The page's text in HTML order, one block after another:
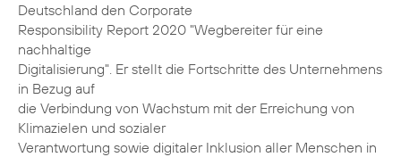
Deutschland den Corporate
Responsibility Report 2020 "Wegbereiter für eine
nachhaltige
Digitalisierung". Er stellt die Fortschritte des Unternehmens
in Bezug auf
die Verbindung von Wachstum mit der Erreichung von
Klimazielen und sozialer
Verantwortung sowie digitaler Inklusion aller Menschen in